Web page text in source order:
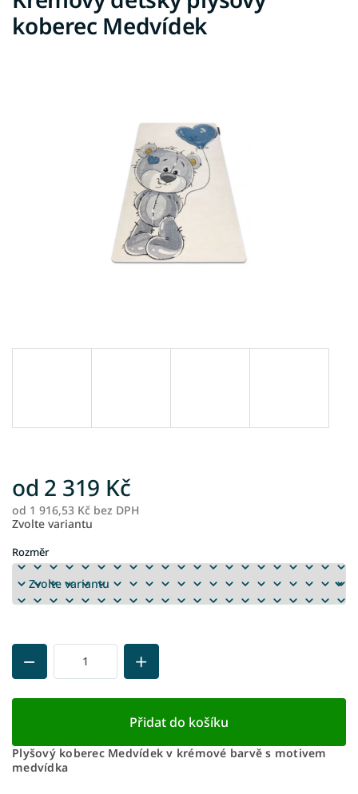
koberec Medvídek
od 2 319 Kč
od 1 916,53 Kč bez DPH
Zvolte variantu
Rozměr
Přidat do košíku
Plyšový koberec Medvídek v krémové barvě s motivem
medvídka